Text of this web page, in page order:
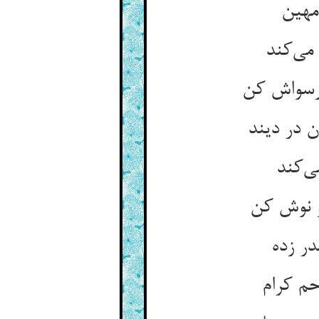
کن
در دیند
نوش کن
زده
کرام